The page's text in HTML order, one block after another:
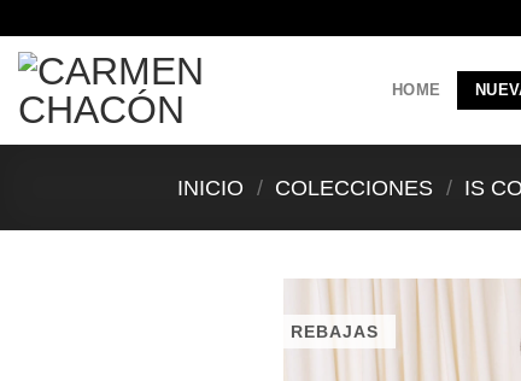
contenido
HOME
INICIO / COLECCIONES / IS
REBAJAS